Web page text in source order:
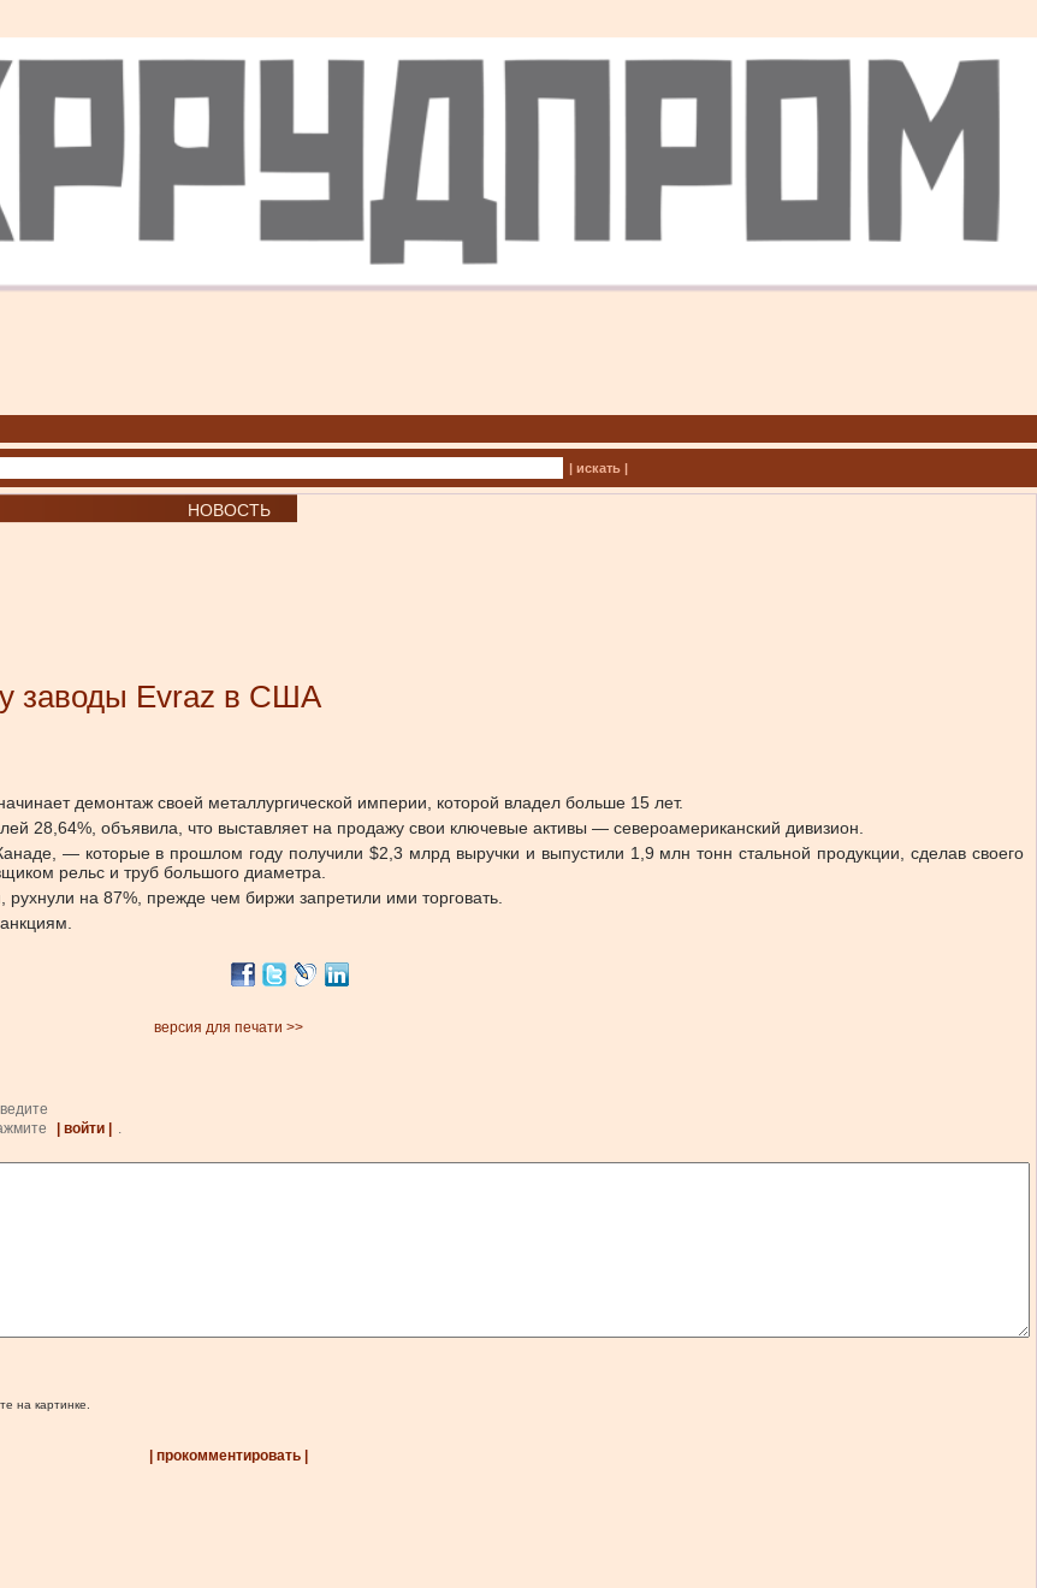
| искать |
НОВОСТЬ
заводы Evraz в США
демонтаж своей металлургической империи, которой владел больше 15 лет.
28,64%, объявила, что выставляет на продажу свои ключевые активы — североамериканский дивизион.
— которые в прошлом году получили $2,3 млрд выручки и выпустили 1,9 млн тонн стальной продукции, сделав своего
рельс и труб большого диаметра.
на 87%, прежде чем биржи запретили ими торговать.
версия для печати >>
| войти |
.
на картинке.
| прокомментировать |